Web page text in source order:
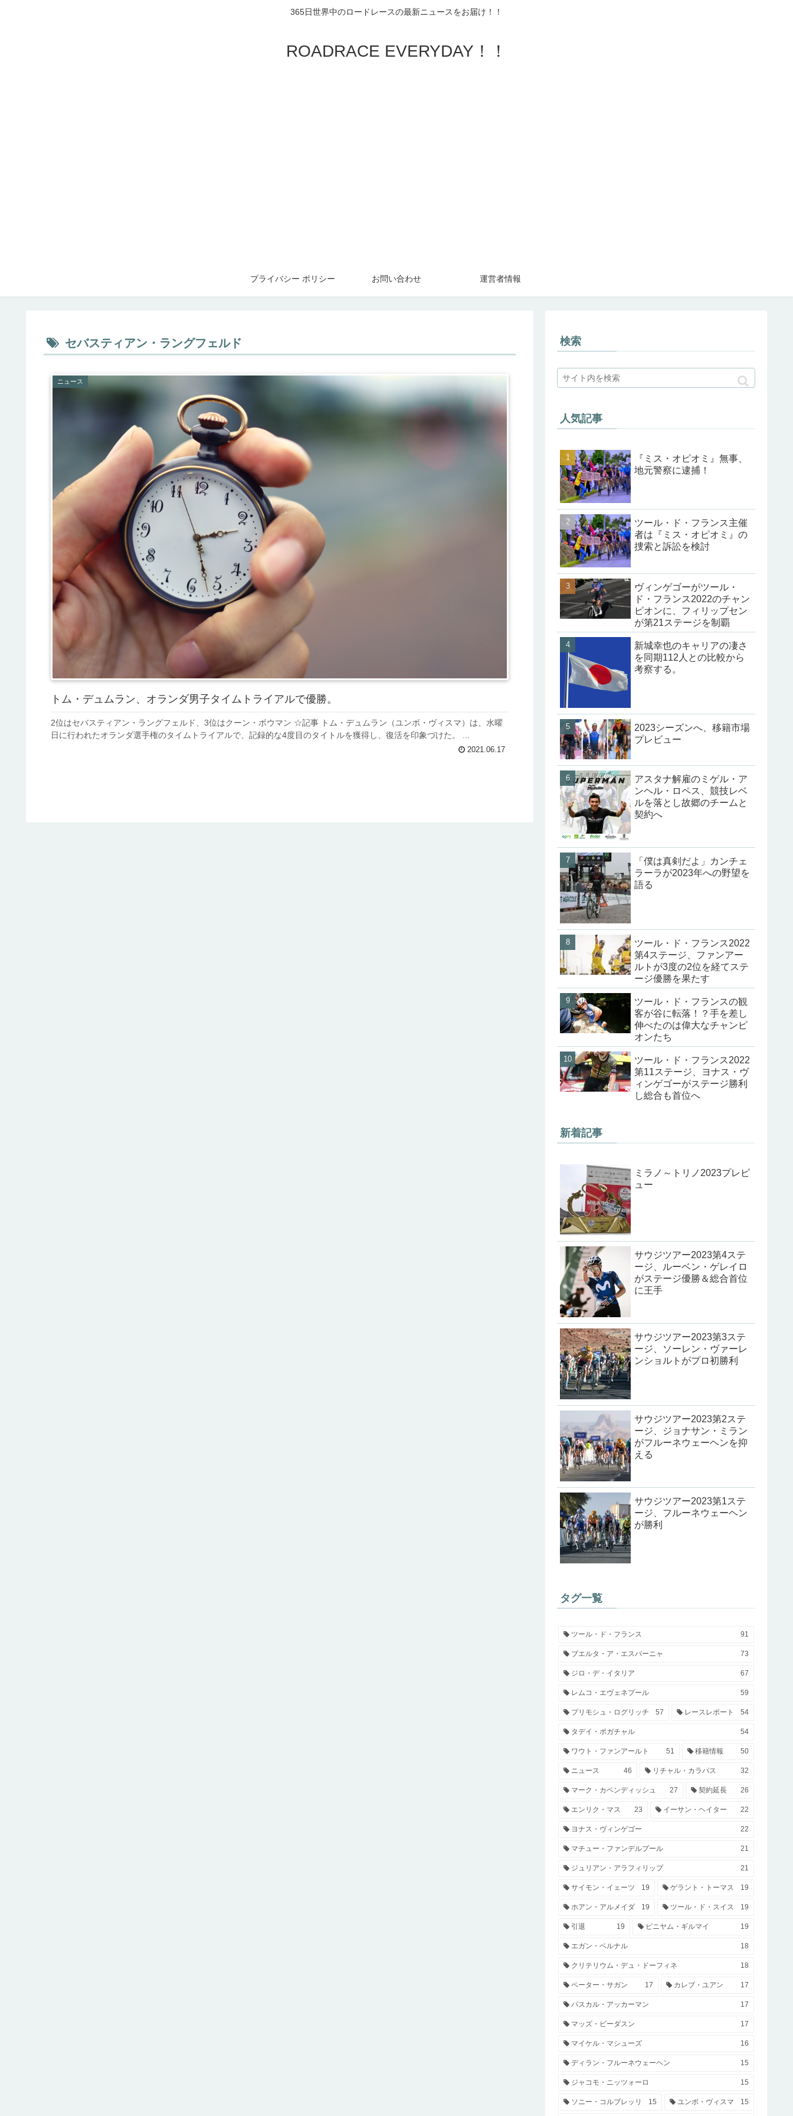
365日世界中のロードレースの最新ニュースをお届け！！
ROADRACE EVERYDAY！！
プライバシー ポリシー お問い合わせ 運営者情報
セバスティアン・ラングフェルド
ニュース
トム・デュムラン、オランダ男子タイムトライアルで優勝。
2位はセバスティアン・ラングフェルド、3位はクーン・ボウマン ☆記事 トム・デュムラン（ユンボ・ヴィスマ）は、水曜
日に行われたオランダ選手権のタイムトライアルで、記録的な4度目のタイトルを獲得し、復活を印象づけた。 ...
2021.06.17
検索
人気記事
『ミス・オピオミ』無事、
地元警察に逮捕！
ツール・ド・フランス主催
者は『ミス・オピオミ』の
捜索と訴訟を検討
ヴィンゲゴーがツール・
ド・フランス2022のチャン
ピオンに、フィリップセン
が第21ステージを制覇
新城幸也のキャリアの凄さ
を同期112人との比較から
考察する。
2023シーズンへ、移籍市場
プレビュー
アスタナ解雇のミゲル・ア
ンヘル・ロペス、競技レベ
ルを落とし故郷のチームと
契約へ
「僕は真剣だよ」カンチェ
ラーラが2023年への野望を
語る
ツール・ド・フランス2022
第4ステージ、ファンアー
ルトが3度の2位を経てステ
ージ優勝を果たす
ツール・ド・フランスの観
客が谷に転落！？手を差し
伸べたのは偉大なチャンピ
オンたち
ツール・ド・フランス2022
第11ステージ、ヨナス・ヴ
ィンゲゴーがステージ勝利
し総合も首位へ
新着記事
ミラノ～トリノ2023プレビ
ュー
サウジツアー2023第4ステ
ージ、ルーベン・ゲレイロ
がステージ優勝＆総合首位
に王手
サウジツアー2023第3ステ
ージ、ソーレン・ヴァーレ
ンショルトがプロ初勝利
サウジツアー2023第2ステ
ージ、ジョナサン・ミラン
がフルーネウェーヘンを抑
える
サウジツアー2023第1ステ
ージ、フルーネウェーヘン
が勝利
タグ一覧
ツール・ド・フランス 91
ブエルタ・ア・エスパーニャ 73
ジロ・デ・イタリア 67
レムコ・エヴェネプール 59
プリモシュ・ログリッチ 57 レースレポート 54
タデイ・ポガチャル 54
ワウト・ファンアールト 51 移籍情報 50
ニュース 46 リチャル・カラパス 32
マーク・カベンディッシュ 27 契約延長 26
エンリク・マス 23 イーサン・ヘイター 22
ヨナス・ヴィンゲゴー 22
マチュー・ファンデルプール 21
ジュリアン・アラフィリップ 21
サイモン・イェーツ 19 ゲラント・トーマス 19
ホアン・アルメイダ 19 ツール・ド・スイス 19
引退 19 ビニヤム・ギルマイ 19
エガン・ベルナル 18
クリテリウム・デュ・ドーフィネ 18
ペーター・サガン 17 カレブ・ユアン 17
パスカル・アッカーマン 17
マッズ・ピーダスン 17
マイケル・マシューズ 16
ディラン・フルーネウェーヘン 15
ジャコモ・ニッツォーロ 15
ソニー・コルブレッリ 15 ユンボ・ヴィスマ 15